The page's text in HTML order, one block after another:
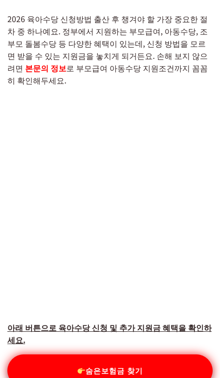
2026 육아수당 신청방법 출산 후 챙겨야 할 가장 중요한 절
차 중 하나예요. 정부에서 지원하는 부모급여, 아동수당, 조
부모 돌봄수당 등 다양한 혜택이 있는데, 신청 방법을 모르
면 받을 수 있는 지원금을 놓치게 되거든요. 손해 보지 않으
려면 본문의 정보로 부모급여 아동수당 지원조건까지 꼼꼼
히 확인해두세요.
아래 버튼으로 육아수당 신청 및 추가 지원금 혜택을 확인하
세요.
숨은보험금 찾기